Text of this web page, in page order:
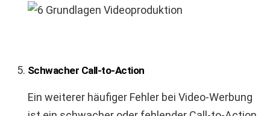
Schwacher Call-to-Action
Ein weiterer häufiger Fehler bei Video-Werbung